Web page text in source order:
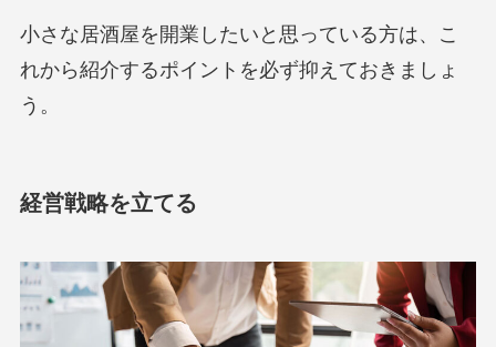
小さな居酒屋を開業したいと思っている方は、こ
れから紹介するポイントを必ず抑えておきましょ
う。
経営戦略を立てる